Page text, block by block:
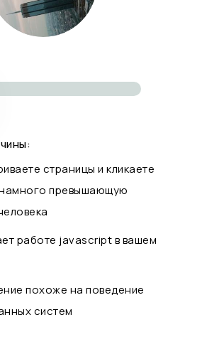
страницы и кликаете
превышающую
работе javascript в вашем
похоже на поведение
систем